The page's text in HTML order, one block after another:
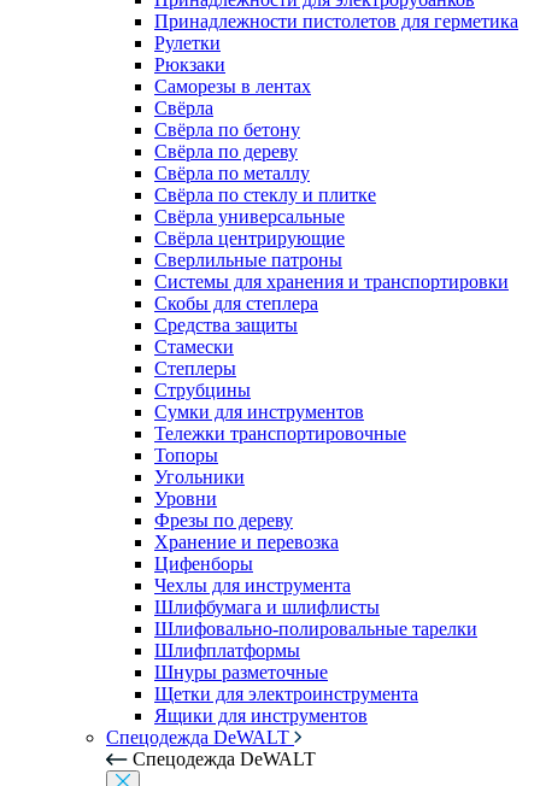
Принадлежности пистолетов для герметика
Рулетки
Рюкзаки
Саморезы в лентах
Свёрла
Свёрла по бетону
Свёрла по дереву
Свёрла по металлу
Свёрла по стеклу и плитке
Свёрла универсальные
Свёрла центрирующие
Сверлильные патроны
Системы для хранения и транспортировки
Скобы для степлера
Средства защиты
Стамески
Степлеры
Струбцины
Сумки для инструментов
Тележки транспортировочные
Топоры
Угольники
Уровни
Фрезы по дереву
Хранение и перевозка
Цифенборы
Чехлы для инструмента
Шлифбумага и шлифлисты
Шлифовально-полировальные тарелки
Шлифплатформы
Шнуры разметочные
Щетки для электроинструмента
Ящики для инструментов
Спецодежда DeWALT
Спецодежда DeWALT